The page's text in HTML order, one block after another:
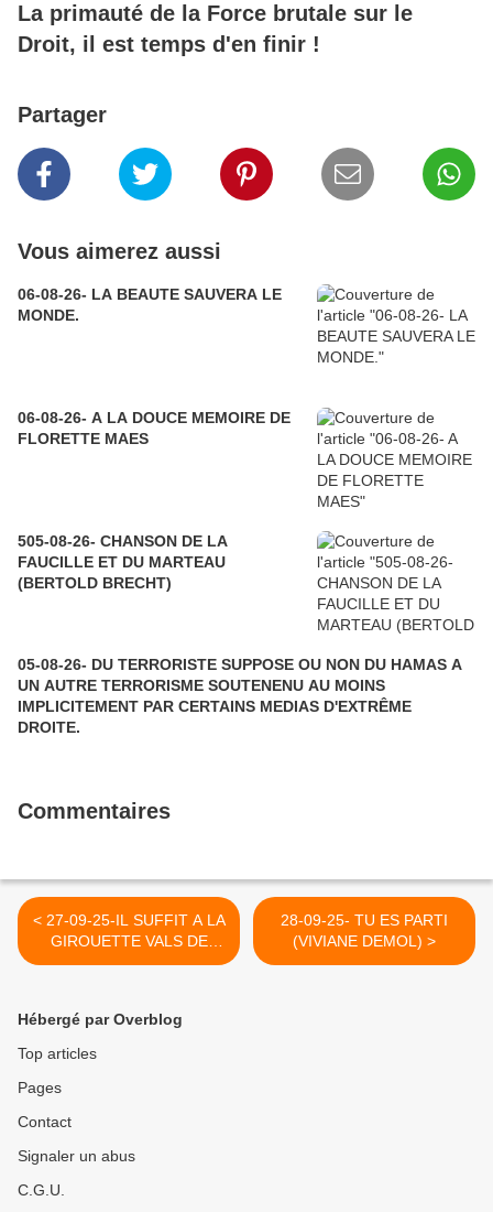
La primauté de la Force brutale sur le
Droit, il est temps d'en finir !
Partager
Vous aimerez aussi
06-08-26- LA BEAUTE SAUVERA LE
MONDE.
06-08-26- A LA DOUCE MEMOIRE DE
FLORETTE MAES
505-08-26- CHANSON DE LA
FAUCILLE ET DU MARTEAU
(BERTOLD BRECHT)
05-08-26- DU TERRORISTE SUPPOSE OU NON DU HAMAS A
UN AUTRE TERRORISME SOUTENENU AU MOINS
IMPLICITEMENT PAR CERTAINS MEDIAS D'EXTRÊME
DROITE.
Commentaires
< 27-09-25-IL SUFFIT A LA
GIROUETTE VALS DE
DEBITER UNE
INVITE EN TOUTE HATE
SUR EUROPE 1
GIROUETTE DE LA
GAUCHE UNIE AU
28-09-25- TU ES PARTI
(VIVIANE DEMOL) >
Hébergé par Overblog
Top articles
Pages
Contact
Signaler un abus
C.G.U.